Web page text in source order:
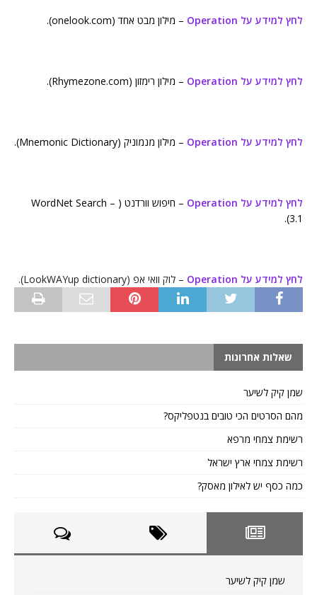
לחץ למידע על Operation – מילון מבט אחד (onelook.com).
לחץ למידע על Operation – מילון רימזון (Rhymezone.com).
לחץ למידע על Operation – מילון מנמוניק (Mnemonic Dictionary).
לחץ למידע על Operation
– חיפוש וורדנט ( WordNet Search –
3.1).
לחץ למידע על Operation – לוק וואי אפ (LookWAYup dictionary).
שאלות אחרונות
שמן קיק לשיער
מהם הסרטים הכי טובים בנטפליקס?
רשימת צמחי מרפא
רשימת צמחי ארץ ישראל
כמה כסף יש לאילון מאסק?
שמן קיק לשיער